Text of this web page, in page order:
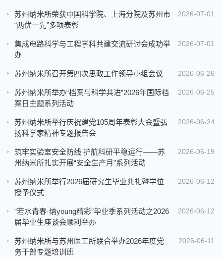
2026-07-01
苏州纳米所荣获中国科学院、上海分院及苏州市
“两优一先”多项表彰
2026-07-01
集成电路科学与工程学科共建交流研讨会成功举
办
2026-06-26
苏州纳米所召开第四次思政工作领导小组会议
2026-06-25
苏州纳米所举办“档案与科学共进”2026年国际档
案日主题系列活动
2026-06-24
苏州纳米所举行庆祝建党105周年表彰大会暨弘
扬科学家精神专题报告会
2026-06-19
筑牢实验室安全防线 护航科研平稳运行——苏
州纳米所扎实开展“安全生产月”系列活动
2026-06-12
苏州纳米所举行2026届研究生毕业典礼暨学位
授予仪式
2026-06-12
“若水青春·纳young精彩”毕业季系列活动之2026
届毕业生座谈会顺利举办
2026-06-11
苏州纳米所与苏州医工所联合举办2026年度党
务干部专题培训班